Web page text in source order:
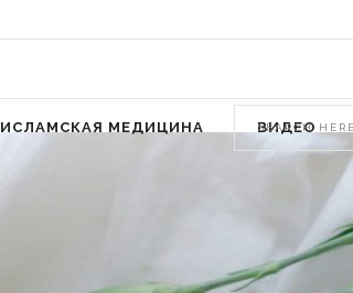
ИСЛАМСКАЯ МЕДИЦИНА ВИДЕО